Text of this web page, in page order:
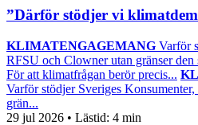
”Därför stödjer vi
KLIMATENGAGEMANG Varför
RFSU och Clowner utan gränser den
För att klimatfrågan berör precis...
Varför stödjer Sveriges
grän...
29 jul 2026 • Lästid: 4 min